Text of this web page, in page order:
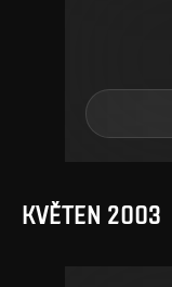
KVĚTEN 2003